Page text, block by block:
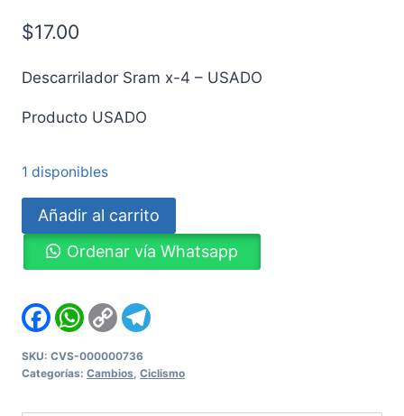
$17.00
Descarrilador Sram x-4 – USADO
Producto USADO
1 disponibles
Descarrilador
Sram
-
USADO
cantidad
Añadir al carrito
Ordenar vía Whatsapp
FacebookWhatsApp
Copy
Link
SKU: CVS-000000736
Categorías: Cambios Ciclismo